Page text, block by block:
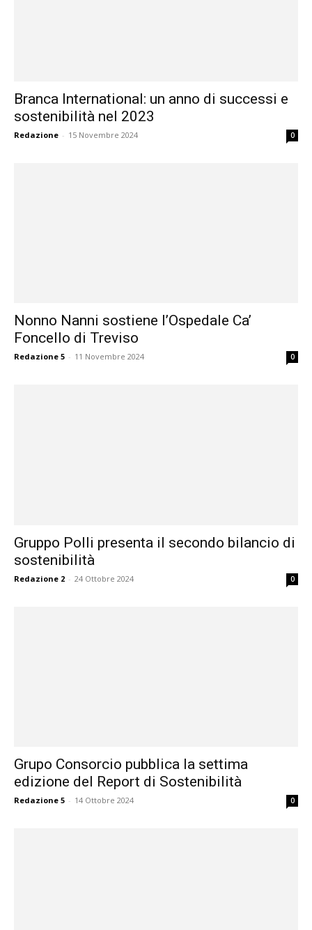
Branca International: un anno di successi e
sostenibilità nel 2023
Redazione - 15 Novembre 2024 0
Nonno Nanni sostiene l’Ospedale Ca’
Foncello di Treviso
Redazione 5 - 11 Novembre 2024 0
Gruppo Polli presenta il secondo bilancio di
sostenibilità
Redazione 2 - 24 Ottobre 2024 0
Grupo Consorcio pubblica la settima
edizione del Report di Sostenibilità
Redazione 5 - 14 Ottobre 2024 0